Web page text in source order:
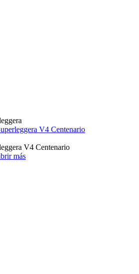
V4 Centenario
V4 Centenario
más